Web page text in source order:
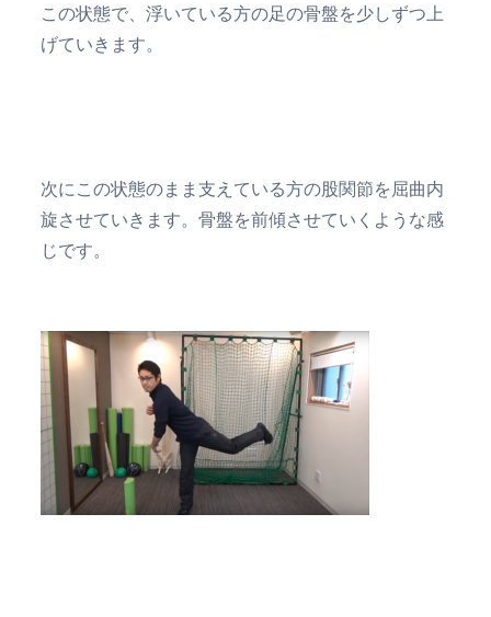
この状態で、浮いている方の足の骨盤を少しずつ上
げていきます。
次にこの状態のまま支えている方の股関節を屈曲内
旋させていきます。骨盤を前傾させていくような感
じです。